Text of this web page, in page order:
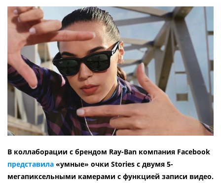
В коллаборации с брендом Ray-Ban компания Facebook
представила «умные» очки Stories с двумя 5-
мегапиксельными камерами с функцией записи видео.